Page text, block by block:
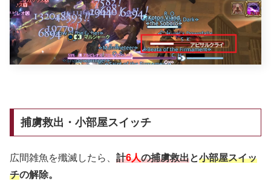
捕虜救出・小部屋スイッチ
広間雑魚を殲滅したら、 計6人の捕虜救出と小部屋スイッ
チの解除。